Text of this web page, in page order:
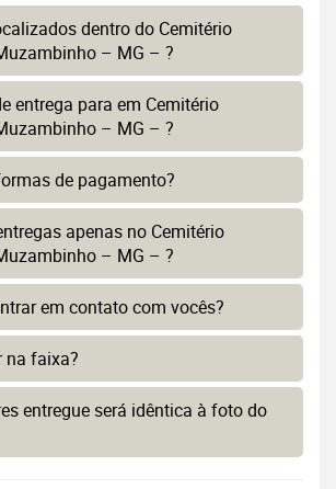
dentro do Cemitério
– MG – ?
entrega para em Cemitério
– MG – ?
de pagamento?
apenas no Cemitério
– MG – ?
em contato com vocês?
na faixa?
entregue será idêntica à foto do